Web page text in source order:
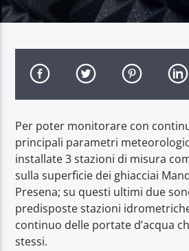
Radio Dolomiti
Per poter monitorare con
principali parametri
installate 3 stazioni di misura
sulla superficie dei ghiacciai
Presena; su questi ultimi due
predisposte stazioni
continuo delle portate d’acqua
stessi.